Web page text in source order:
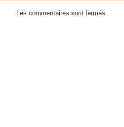
Les commentaires sont fermés.